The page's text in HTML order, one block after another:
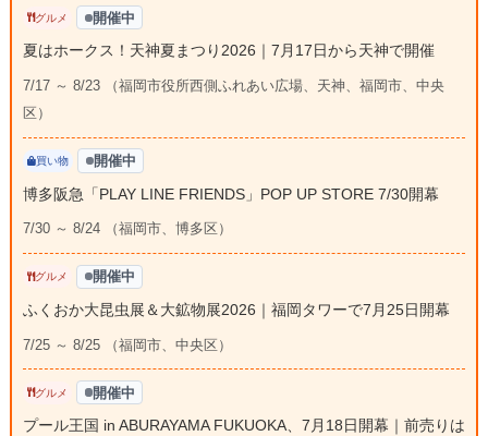
グルメ 開催中
夏はホークス！天神夏まつり2026｜7月17日から天神で開催
7/17 ～ 8/23 （福岡市役所西側ふれあい広場、天神、福岡市、中央
区）
買い物 開催中
博多阪急「PLAY LINE FRIENDS」POP UP STORE 7/30開幕
7/30 ～ 8/24 （福岡市、博多区）
グルメ 開催中
ふくおか大昆虫展＆大鉱物展2026｜福岡タワーで7月25日開幕
7/25 ～ 8/25 （福岡市、中央区）
グルメ 開催中
プール王国 in ABURAYAMA FUKUOKA、7月18日開幕｜前売りは